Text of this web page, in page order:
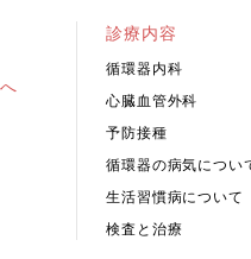
診療内容
循環器内科
心臓血管外科
予防接種
循環器の病気につい
生活習慣病について
検査と治療